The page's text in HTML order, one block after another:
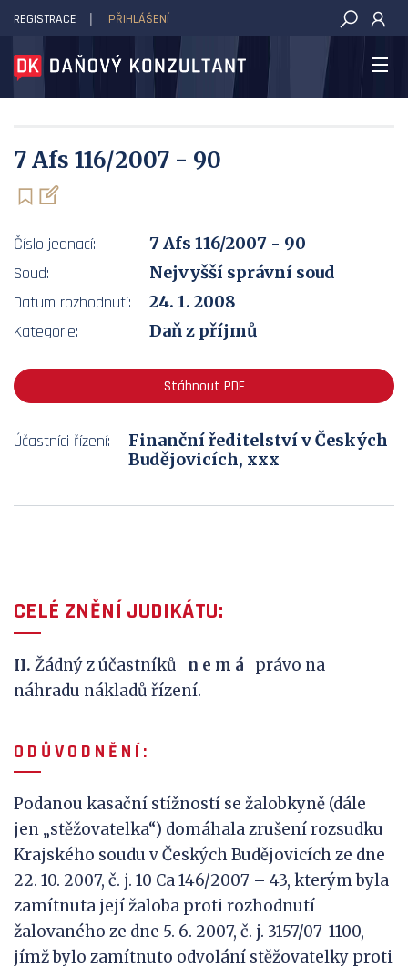
DAŇOVÝ KONZULTANT
REGISTRACE PŘIHLÁŠENÍ
7 Afs 116/2007 - 90
Číslo jednací:
7 Afs 116/2007 - 90
Soud:
Nejvyšší správní soud
Datum rozhodnutí:
24. 1. 2008
Kategorie:
Daň z příjmů
Stáhnout PDF
Účastníci řízení:
Finanční ředitelství v Českých
Budějovicích, xxx
CELÉ ZNĚNÍ JUDIKÁTU:
II. Žádný z účastníků n e m á
právo na
náhradu nákladů řízení.
O D Ů VO D N Ě N Í :
Podanou kasační stížností se žalobkyně (dále
jen „stěžovatelka“) domáhala zrušení rozsudku
Krajského soudu v Českých Budějovicích ze dne
22. 10. 2007, č. j. 10 Ca 146/2007 – 43, kterým byla
zamítnuta její žaloba proti rozhodnutí
žalovaného ze dne 5. 6. 2007, č. j. 3157/07-1100,
jímž bylo zamítnuto odvolání stěžovatelky proti